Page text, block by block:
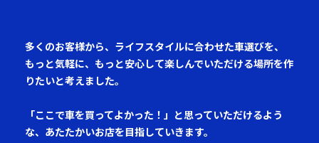
多くのお客様から、ライフスタイルに合わせた車選びを、
もっと気軽に、もっと安心して楽しんでいただける場所を作
りたいと考えました。
「ここで車を買ってよかった！」と思っていただけるよう
な、あたたかいお店を目指していきます。